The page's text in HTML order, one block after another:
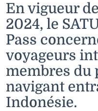
En vigueur
2024, le
Pass
voyageurs
membres du
navigant
Indonésie.